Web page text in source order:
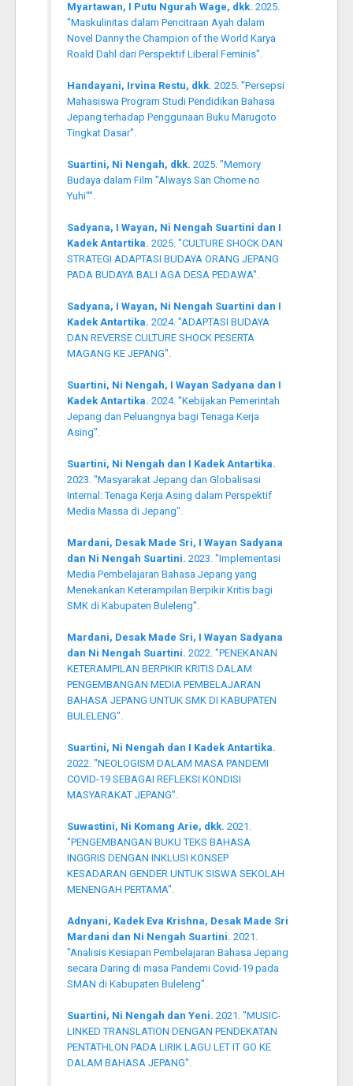
Myartawan, I Putu Ngurah Wage, dkk. 2025.
"Maskulinitas dalam Pencitraan Ayah dalam
Novel Danny the Champion of the World Karya
Roald Dahl dari Perspektif Liberal Feminis".
Handayani, Irvina Restu, dkk. 2025. "Persepsi
Mahasiswa Program Studi Pendidikan Bahasa
Jepang terhadap Penggunaan Buku Marugoto
Tingkat Dasar".
Suartini, Ni Nengah, dkk. 2025. "Memory
Budaya dalam Film "Always San Chome no
Yuhi"".
Sadyana, I Wayan, Ni Nengah Suartini dan I
Kadek Antartika. 2025. "CULTURE SHOCK DAN
STRATEGI ADAPTASI BUDAYA ORANG JEPANG
PADA BUDAYA BALI AGA DESA PEDAWA".
Sadyana, I Wayan, Ni Nengah Suartini dan I
Kadek Antartika. 2024. "ADAPTASI BUDAYA
DAN REVERSE CULTURE SHOCK PESERTA
MAGANG KE JEPANG".
Suartini, Ni Nengah, I Wayan Sadyana dan I
Kadek Antartika. 2024. "Kebijakan Pemerintah
Jepang dan Peluangnya bagi Tenaga Kerja
Asing".
Suartini, Ni Nengah dan I Kadek Antartika.
2023. "Masyarakat Jepang dan Globalisasi
Internal: Tenaga Kerja Asing dalam Perspektif
Media Massa di Jepang".
Mardani, Desak Made Sri, I Wayan Sadyana
dan Ni Nengah Suartini. 2023. "Implementasi
Media Pembelajaran Bahasa Jepang yang
Menekankan Keterampilan Berpikir Kritis bagi
SMK di Kabupaten Buleleng".
Mardani, Desak Made Sri, I Wayan Sadyana
dan Ni Nengah Suartini. 2022. "PENEKANAN
KETERAMPILAN BERPIKIR KRITIS DALAM
PENGEMBANGAN MEDIA PEMBELAJARAN
BAHASA JEPANG UNTUK SMK DI KABUPATEN
BULELENG".
Suartini, Ni Nengah dan I Kadek Antartika.
2022. "NEOLOGISM DALAM MASA PANDEMI
COVID-19 SEBAGAI REFLEKSI KONDISI
MASYARAKAT JEPANG".
Suwastini, Ni Komang Arie, dkk. 2021.
"PENGEMBANGAN BUKU TEKS BAHASA
INGGRIS DENGAN INKLUSI KONSEP
KESADARAN GENDER UNTUK SISWA SEKOLAH
MENENGAH PERTAMA".
Adnyani, Kadek Eva Krishna, Desak Made Sri
Mardani dan Ni Nengah Suartini. 2021.
"Analisis Kesiapan Pembelajaran Bahasa Jepang
secara Daring di masa Pandemi Covid-19 pada
SMAN di Kabupaten Buleleng".
Suartini, Ni Nengah dan Yeni. 2021. "MUSIC-
LINKED TRANSLATION DENGAN PENDEKATAN
PENTATHLON PADA LIRIK LAGU LET IT GO KE
DALAM BAHASA JEPANG".